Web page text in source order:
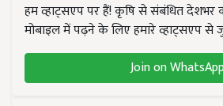
हम व्हाट्सएप पर हैं! कृषि से संबंधित देशभर
मोबाइल में पढ़ने के लिए हमारे व्हाट्सएप से
Join on WhatsApp